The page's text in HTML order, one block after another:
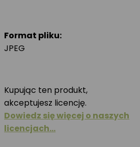
Format pliku:
JPEG
Kupując ten produkt,
akceptujesz licencję.
Dowiedz się więcej o naszych
licencjach…